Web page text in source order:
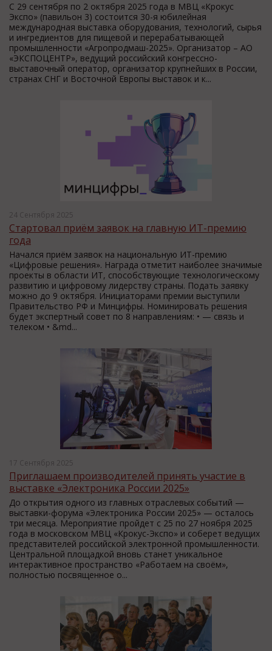
С 29 сентября по 2 октября 2025 года в МВЦ «Крокус
Экспо» (павильон 3) состоится 30-я юбилейная
международная выставка оборудования, технологий, сырья
и ингредиентов для пищевой и перерабатывающей
промышленности «Агропродмаш-2025». Организатор – АО
«ЭКСПОЦЕНТР», ведущий российский конгрессно-
выставочный оператор, организатор крупнейших в России,
странах СНГ и Восточной Европы выставок и к...
24 Сентября 2025
Стартовал приём заявок на главную ИТ-премию
года
Начался приём заявок на национальную ИТ-премию
«Цифровые решения». Награда отметит наиболее значимые
проекты в области ИТ, способствующие технологическому
развитию и цифровому лидерству страны. Подать заявку
можно до 9 октября. Инициаторами премии выступили
Правительство РФ и Минцифры. Номинировать решения
будет экспертный совет по 8 направлениям: • — связь и
телеком • &md...
17 Сентября 2025
Приглашаем производителей принять участие в
выставке «Электроника России 2025»
До открытия одного из главных отраслевых событий —
выставки-форума «Электроника России 2025» — осталось
три месяца. Мероприятие пройдет с 25 по 27 ноября 2025
года в московском МВЦ «Крокус-Экспо» и соберет ведущих
представителей российской электронной промышленности.
Центральной площадкой вновь станет уникальное
интерактивное пространство «Работаем на своём»,
полностью посвященное о...